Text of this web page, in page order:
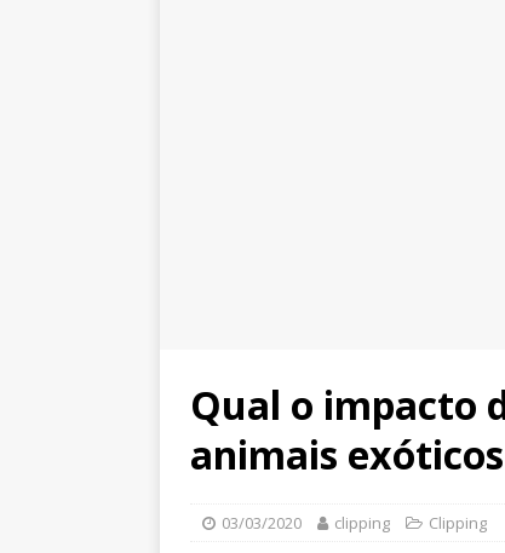
Qual o impacto
animais
03/03/2020 clipping Clipping